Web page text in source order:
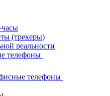
часы
(трекеры)
реальности
телефоны
телефоны